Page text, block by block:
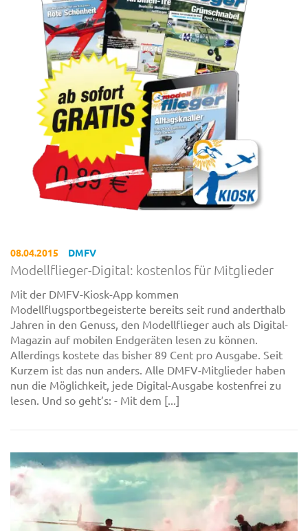
08.04.2015 DMFV
Modellflieger-Digital: kostenlos für Mitglieder
Mit der DMFV-Kiosk-App kommen
Modellflugsportbegeisterte bereits seit rund anderthalb
Jahren in den Genuss, den Modellflieger auch als Digital-
Magazin auf mobilen Endgeräten lesen zu können.
Allerdings kostete das bisher 89 Cent pro Ausgabe. Seit
Kurzem ist das nun anders. Alle DMFV-Mitglieder haben
nun die Möglichkeit, jede Digital-Ausgabe kostenfrei zu
lesen. Und so geht’s: - Mit dem [...]